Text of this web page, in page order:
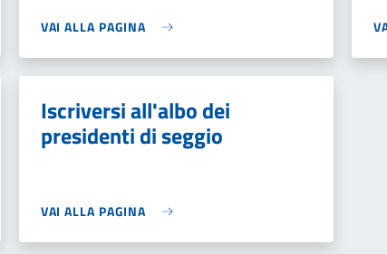
VAI ALLA PAGINA
Iscriversi all'albo dei
presidenti di seggio
VAI ALLA PAGINA